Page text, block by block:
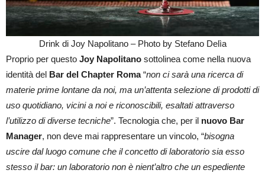
Drink di Joy Napolitano – Photo by Stefano Delìa
Proprio per questo Joy Napolitano sottolinea come nella nuova
identità del Bar del Chapter Roma“non ci sarà una ricerca di
materie prime lontane da noi, ma un’attenta selezione di prodotti di
uso quotidiano, vicini a noi e riconoscibili, esaltati attraverso
l’utilizzo di diverse tecniche”. Tecnologia che, per il nuovo Bar
Manager, non deve mai rappresentare un vincolo, “bisogna
uscire dal luogo comune che il concetto di laboratorio sia esso
stesso il bar: un laboratorio non è nient’altro che un espediente